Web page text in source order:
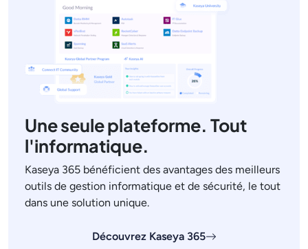
Une seule plateforme. Tout
l'informatique.
Kaseya 365 bénéficient des avantages des meilleurs
outils de gestion informatique et de sécurité, le tout
dans une solution unique.
Découvrez Kaseya 365